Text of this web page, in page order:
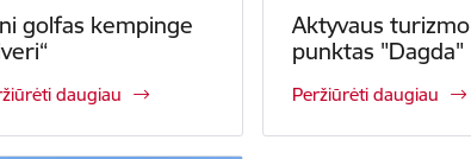
golfas kempinge
daugiau
Aktyvaus turizmo
punktas "Dagda"
Peržiūrėti daugiau